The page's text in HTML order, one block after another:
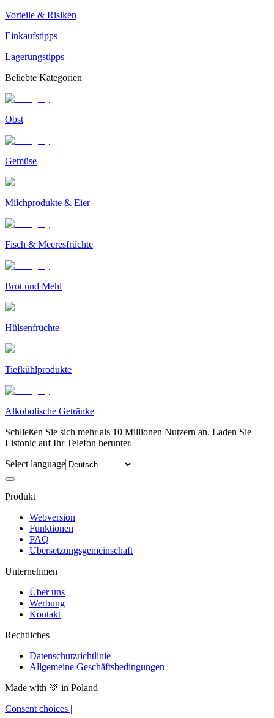
Vorteile & Risiken
Einkaufstipps
Lagerungstipps
Beliebte Kategorien
Obst
Gemüse
Milchprodukte & Eier
Fisch & Meeresfrüchte
Brot und Mehl
Hülsenfrüchte
Tiefkühlprodukte
Alkoholische Getränke
Schließen Sie sich mehr als 10 Millionen Nutzern an. Laden Sie
Listonic auf Ihr Telefon herunter.
Select language
Produkt
Webversion
Funktionen
FAQ
Übersetzungsgemeinschaft
Unternehmen
Über uns
Werbung
Kontakt
Rechtliches
Datenschutzrichtlinie
Allgemeine Geschäftsbedingungen
Made with 💚 in Poland
Consent choices |